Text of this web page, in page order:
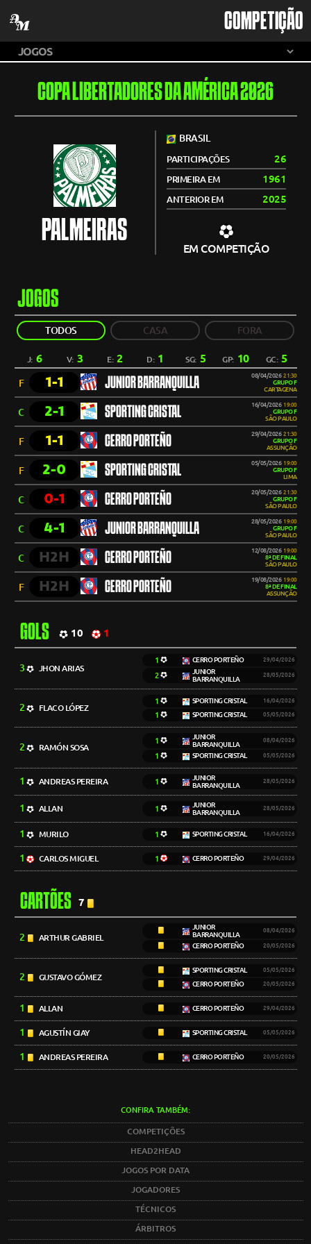
COMPETIÇÃO
COPA LIBERTADORES DA AMÉRICA 2026
PALMEIRAS
BRASIL
PARTICIPAÇÕES 26
PRIMEIRA EM 1961
ANTERIOR EM 2025
EM COMPETIÇÃO
JOGOS
TODOS CASA FORA
J: 6 V: 3 E:2 D: 1 SG: 5 GP: 10 GC: 5
F 1-1 JUNIOR BARRANQUILLA 08/04/2026 21:30
GRUPO F
CARTAGENA
C 2-1 SPORTING CRISTAL 16/04/2026 19:00
GRUPO F
SÃO PAULO
F 1-1 CERRO PORTEÑO 29/04/2026 21:30
GRUPO F
ASSUNÇÃO
F 2-0 SPORTING CRISTAL 05/05/2026 19:00
GRUPO F
LIMA
C 0-1 CERRO PORTEÑO 20/05/2026 21:30
GRUPO F
SÃO PAULO
C 4-1 JUNIOR BARRANQUILLA 28/05/2026 19:00
GRUPO F
SÃO PAULO
C H2H CERRO PORTEÑO 12/08/2026 19:00
8ª DE FINAL
SÃO PAULO
F H2H CERRO PORTEÑO 19/08/2026 19:00
8ª DE FINAL
ASSUNÇÃO
GOLS 10 1
3 JHON ARIAS
1 CERRO PORTEÑO 29/04/2026
2
JUNIOR
BARRANQUILLA
28/05/2026
2 FLACO LÓPEZ
1 SPORTING CRISTAL 16/04/2026
1 SPORTING CRISTAL 05/05/2026
2 RAMÓN SOSA
1
JUNIOR
BARRANQUILLA
08/04/2026
1 SPORTING CRISTAL 05/05/2026
1 ANDREAS PEREIRA 1
JUNIOR
BARRANQUILLA
28/05/2026
1 ALLAN 1
JUNIOR
BARRANQUILLA
28/05/2026
1 MURILO 1 SPORTING CRISTAL 16/04/2026
1 CARLOS MIGUEL 1 CERRO PORTEÑO 29/04/2026
CARTÕES 7
2 ARTHUR GABRIEL
JUNIOR
BARRANQUILLA
08/04/2026
CERRO PORTEÑO 20/05/2026
2 GUSTAVO GÓMEZ
SPORTING CRISTAL 05/05/2026
CERRO PORTEÑO 20/05/2026
1 ALLAN CERRO PORTEÑO 29/04/2026
1 AGUSTÍN GIAY SPORTING CRISTAL 05/05/2026
1 ANDREAS PEREIRA CERRO PORTEÑO 20/05/2026
CONFIRA TAMBÉM:
COMPETIÇÕES
HEAD2HEAD
JOGOS POR DATA
JOGADORES
TÉCNICOS
ÁRBITROS